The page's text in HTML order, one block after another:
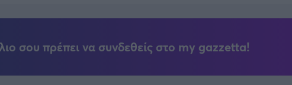
σου πρέπει να συνδεθείς στο my gazzetta!